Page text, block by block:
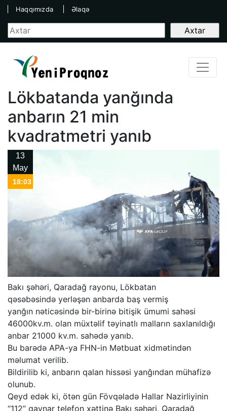
Haqqımızda Əlaqə
Lökbatanda yanğında
anbarın 21 min
kvadratmetri yanıb
13
May
18:03
Bakı şəhəri, Qaradağ rayonu, Lökbatan
qəsəbəsində yerləşən anbarda baş vermiş
yanğın nəticəsində bir-birinə bitişik ümumi sahəsi
46000kv.m. olan müxtəlif təyinatlı malların saxlanıldığı
anbar 21000 kv.m. sahədə yanıb.
Bu barədə APA-ya FHN-in Mətbuat xidmətindən
məlumat verilib.
Bildirilib ki, anbarın qalan hissəsi yanğından mühafizə
olunub.
Qeyd edək ki, ötən gün Fövqəladə Hallar Nazirliyinin
“112” qaynar telefon xəttinə Bakı şəhəri, Qaradağ